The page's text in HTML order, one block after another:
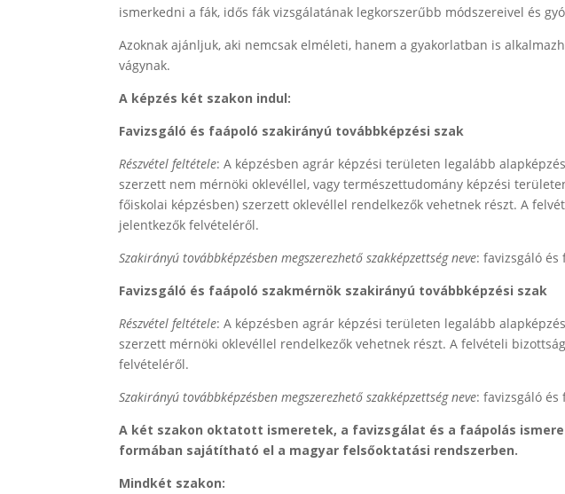
ismerkedni a fák, idős fák vizsgálatának legkorszerűbb módszereivel és
Azoknak ajánljuk, aki nemcsak elméleti, hanem a gyakorlatban is
vágynak.
A képzés két szakon indul:
Favizsgáló és faápoló szakirányú továbbképzési szak
Részvétel feltétele: A képzésben agrár képzési területen legalább
szerzett nem mérnöki oklevéllel, vagy természettudomány képzési
főiskolai képzésben) szerzett oklevéllel rendelkezők vehetnek részt. A
jelentkezők felvételéről.
Szakirányú továbbképzésben megszerezhető szakképzettség neve: favizsgáló és
Favizsgáló és faápoló szakmérnök szakirányú továbbképzési szak
Részvétel feltétele: A képzésben agrár képzési területen legalább
szerzett mérnöki oklevéllel rendelkezők vehetnek részt. A felvételi
felvételéről.
Szakirányú továbbképzésben megszerezhető szakképzettség neve: favizsgáló és
A két szakon oktatott ismeretek, a favizsgálat és a faápolás
formában sajátítható el a magyar felsőoktatási rendszerben.
Mindkét szakon: